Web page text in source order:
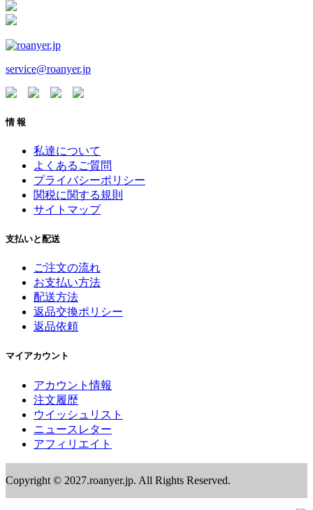
service@roanyer.jp
情 報
私達について
よくあるご質問
プライバシーポリシー
関税に関する規則
サイトマップ
支払いと配送
ご注文の流れ
お支払い方法
配送方法
返品交換ポリシー
返品依頼
マイアカウント
アカウント情報
注文履歴
ウイッシュリスト
ニュースレター
アフィリエイト
Copyright © 2027.roanyer.jp. All Rights Reserved.